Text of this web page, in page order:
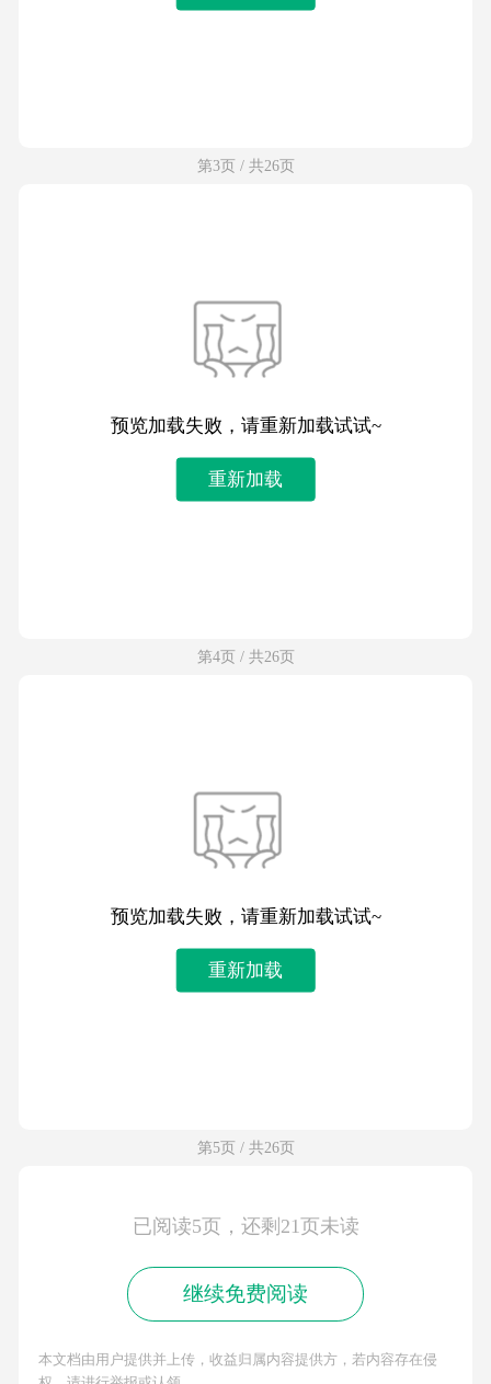
第3页 / 共26页
预览加载失败，请重新加载试试~
重新加载
第4页 / 共26页
预览加载失败，请重新加载试试~
重新加载
第5页 / 共26页
已阅读5页，还剩21页未读
继续免费阅读
本文档由用户提供并上传，收益归属内容提供方，若内容存在侵